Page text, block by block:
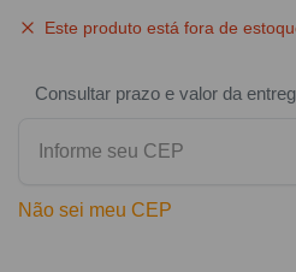
Este produto está fora de
Consultar prazo e valor da
Não sei meu CEP